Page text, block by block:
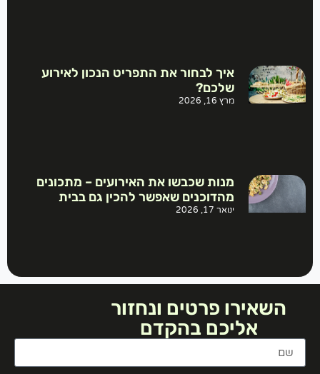
איך לבחור את התפריט הנכון לאירוע
שלכם?
מרץ 16, 2026
מנות שכבשו את האירועים – מתכונים
מהדוכנים שאפשר להכין גם בבית
ינואר 17, 2026
השאירו פרטים ונחזור
אליכם בהקדם